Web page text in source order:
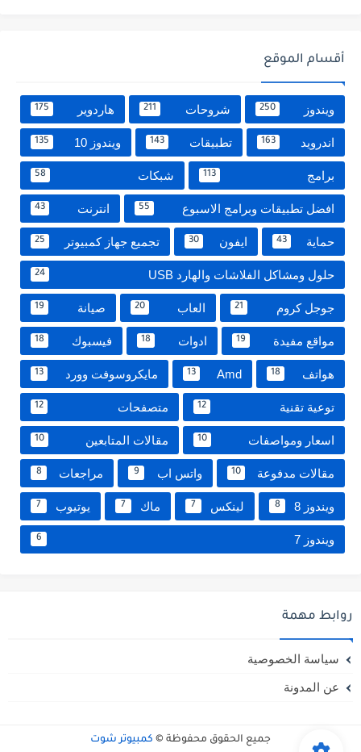
أقسام الموقع
ويندوز 250 شروحات 211 هاردوير 175
اندرويد 163 تطبيقات 143 ويندوز 10 135
برامج 113 شبكات 58
افضل تطبيقات وبرامج الاسبوع 55 انترنت 43
حماية 43 ايفون 30 تجميع جهاز كمبيوتر 25
حلول ومشاكل الفلاشات والهارد USB 24
جوجل كروم 21 العاب 20 صيانة 19
مواقع مفيدة 19 ادوات 18 فيسبوك 18
هواتف 18
Amd
13 مايكروسوفت وورد 13
توعية تقنية 12 متصفحات 12
اسعار ومواصفات 10 مقالات المتابعين 10
مقالات مدفوعة 10 واتس اب 9 مراجعات 8
ويندوز 8 8 لينكس 7 ماك 7 يوتيوب 7
ويندوز 7 6
روابط مهمة
سياسة الخصوصية
عن المدونة
جميع الحقوق محفوظة © كمبيوتر شوت